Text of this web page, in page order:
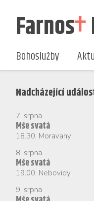
Farnos
Bohoslužby
Nadcházející
7. srpna
Mše svatá
18.30, Moravany
8. srpna
Mše svatá
19.00, Nebovidy
9. srpna